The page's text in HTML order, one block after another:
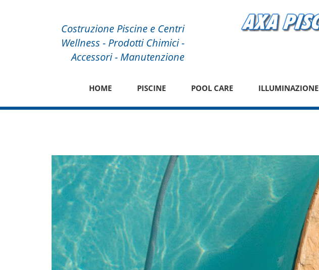
Costruzione Piscine e Centri
Wellness - Prodotti Chimici -
Accessori - Manutenzione
HOME PISCINE POOL CARE ILLUMINAZIONE